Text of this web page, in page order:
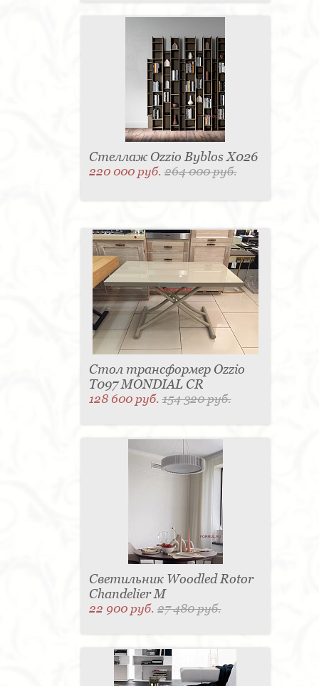
Стеллаж Ozzio Byblos X026
220 000 руб.264 000 руб.
Стол трансформер Ozzio
T097 MONDIAL CR
128 600 руб.154 320 руб.
Светильник Woodled Rotor
Chandelier M
22 900 руб.27 480 руб.